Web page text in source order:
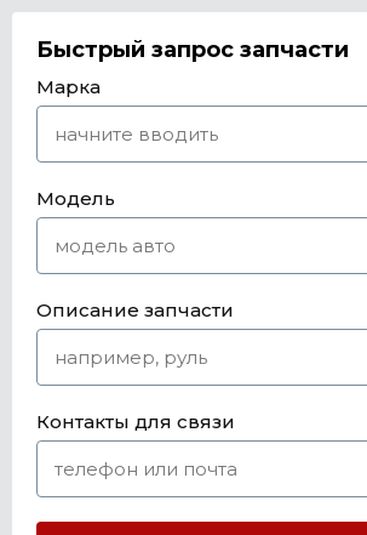
Быстрый запрос запчасти
Марка
Модель
Описание запчасти
Контакты для связи